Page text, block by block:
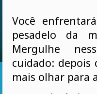
Você
pesadelo da
Mergulhe
cuidado: depois
mais olhar para